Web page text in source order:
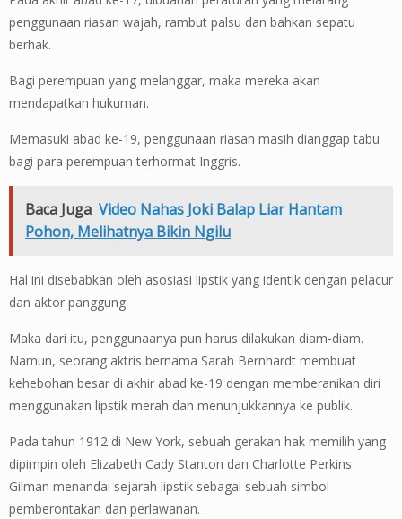
penggunaan riasan wajah, rambut palsu dan bahkan sepatu
berhak.
Bagi perempuan yang melanggar, maka mereka akan
mendapatkan hukuman.
Memasuki abad ke-19, penggunaan riasan masih dianggap tabu
bagi para perempuan terhormat Inggris.
Baca Juga Video Nahas Joki Balap Liar Hantam
Pohon, Melihatnya Bikin Ngilu
Hal ini disebabkan oleh asosiasi lipstik yang identik dengan pelacur
dan aktor panggung.
Maka dari itu, penggunaanya pun harus dilakukan diam-diam.
Namun, seorang aktris bernama Sarah Bernhardt membuat
kehebohan besar di akhir abad ke-19 dengan memberanikan diri
menggunakan lipstik merah dan menunjukkannya ke publik.
Pada tahun 1912 di New York, sebuah gerakan hak memilih yang
dipimpin oleh Elizabeth Cady Stanton dan Charlotte Perkins
Gilman menandai sejarah lipstik sebagai sebuah simbol
pemberontakan dan perlawanan.